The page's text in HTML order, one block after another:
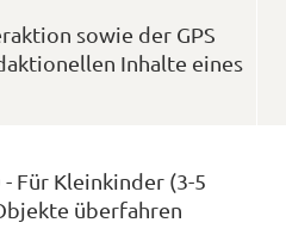
sowie der GPS
Inhalte eines
Für Kleinkinder (3-5
überfahren